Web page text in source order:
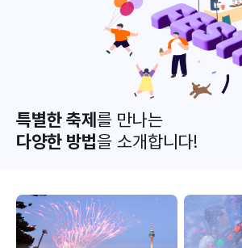
특별한 축제를 만나는
다양한 방법을 소개합니다!